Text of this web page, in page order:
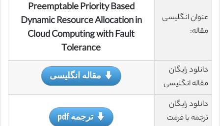
عنوان انگلیسی
مقاله:
Preemptable Priority Based
Dynamic Resource Allocation in
Cloud Computing with Fault
Tolerance
دانلود رایگان
مقاله انگلیسی
مقاله انگلیسی
دانلود رایگان
ترجمه با فرمت
ترجمه pdf